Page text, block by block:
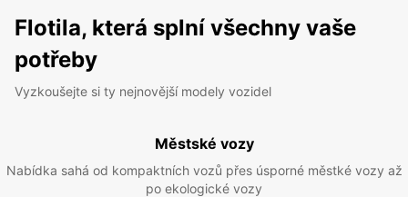
Flotila, která splní všechny vaše
potřeby
Vyzkoušejte si ty nejnovější modely vozidel
Městské vozy
Nabídka sahá od kompaktních vozů přes úsporné městké vozy až
po ekologické vozy